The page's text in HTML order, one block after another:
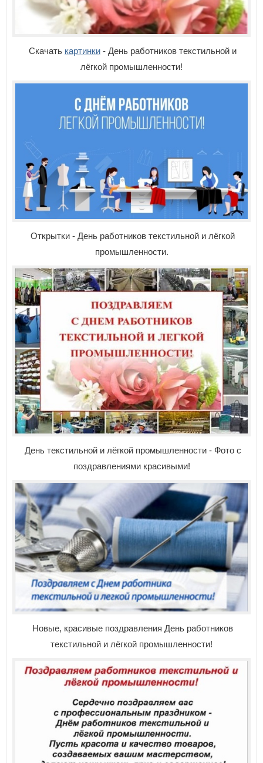
Скачать картинки - День работников текстильной и
лёгкой промышленности!
Открытки - День работников текстильной и лёгкой
промышленности.
День текстильной и лёгкой промышленности - Фото с
поздравлениями красивыми!
Новые, красивые поздравления День работников
текстильной и лёгкой промышленности!